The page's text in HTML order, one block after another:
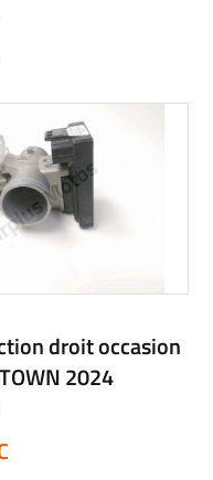
droit occasion
2024